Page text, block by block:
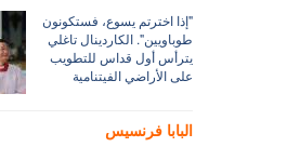
"إذا اخترتم يسوع، فستكونون
طوباويين". الكاردينال تاغلي
يترأس أول قداس للتطويب
على الأراضي الفيتنامية
البابا فرنسيس